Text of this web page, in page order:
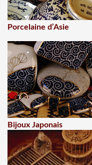
Porcelaine d’Asie
Bijoux Japonais